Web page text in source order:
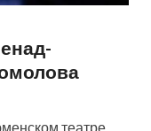
театре